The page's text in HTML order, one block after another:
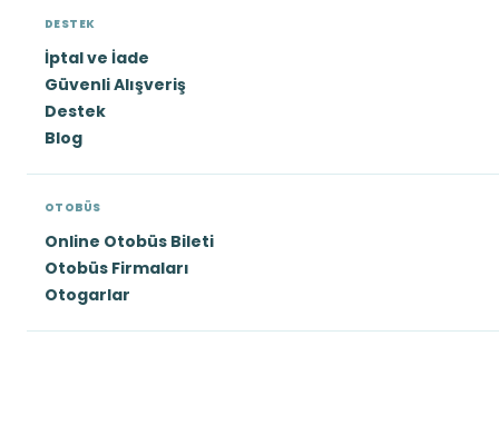
DESTEK
İptal ve İade
Güvenli Alışveriş
Destek
Blog
OTOBÜS
Online Otobüs Bileti
Otobüs Firmaları
Otogarlar